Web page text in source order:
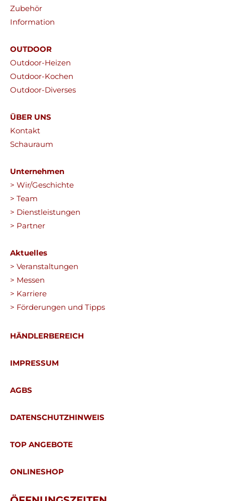
Zubehör
Information
OUTDOOR
Outdoor-Heizen
Outdoor-Kochen
Outdoor-Diverses
ÜBER UNS
Kontakt
Schauraum
Unternehmen
> Wir/Geschichte
> Team
> Dienstleistungen
> Partner
Aktuelles
> Veranstaltungen
> Messen
> Karriere
> Förderungen und Tipps
HÄNDLERBEREICH
IMPRESSUM
AGBS
DATENSCHUTZHINWEIS
TOP ANGEBOTE
ONLINESHOP